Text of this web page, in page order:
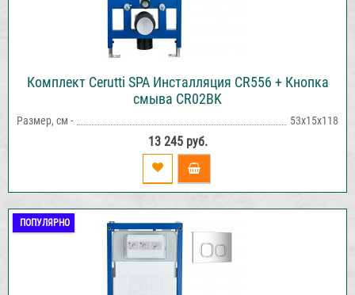
Комплект Cerutti SPA Инсталляция CR556 + Кнопка
смыва CR02BK
Размер, см - 53х15х118
13 245 руб.
ПОПУЛЯРНО